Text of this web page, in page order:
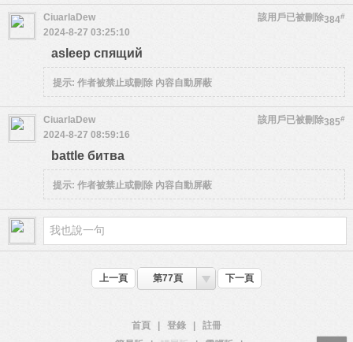
384#
CiuarlaDew
該用戶已被刪除
2024-8-27 03:25:10
asleep спящий
提示: 作者被禁止或刪除 內容自動屏蔽
385#
CiuarlaDew
該用戶已被刪除
2024-8-27 08:59:16
battle битва
提示: 作者被禁止或刪除 內容自動屏蔽
上一頁 第77頁 下一頁
首頁 登錄
註冊